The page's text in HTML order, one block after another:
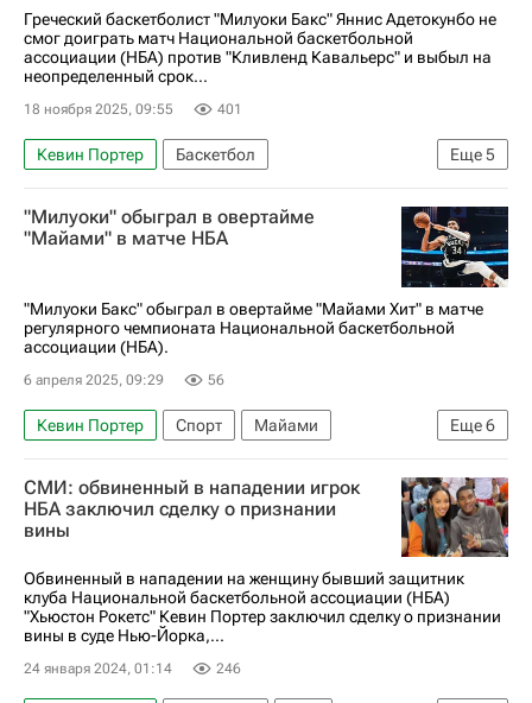
Греческий баскетболист "Милуоки Бакс" Яннис Адетокунбо не
смог доиграть матч Национальной баскетбольной
ассоциации (НБА) против "Кливленд Кавальерс" и выбыл на
неопределенный срок...
18 ноября 2025, 09:55 401
Еще5
Кевин Портер
Баскетбол
Яннис Адетокунбо
Док Риверс
Кливленд Кавальерс
Милуоки Бакс
"Милуоки" обыграл в овертайме
"Майами" в матче НБА
"Милуоки Бакс" обыграл в овертайме "Майами Хит" в матче
регулярного чемпионата Национальной баскетбольной
ассоциации (НБА).
6 апреля 2025, 09:29 56
Еще6
Кевин Портер Спорт
Майами
Яннис Адетокунбо
Бэм Адебайо
Милуоки Бакс
Майами Хит
Лос-Анджелес Клипперс
Кубок России по баскетболу
СМИ: обвиненный в нападении игрок
НБА заключил сделку о признании
вины
Обвиненный в нападении на женщину бывший защитник
клуба Национальной баскетбольной ассоциации (НБА)
"Хьюстон Рокетс" Кевин Портер заключил сделку о признании
вины в суде Нью-Йорка,...
24 января 2024, 01:14 246